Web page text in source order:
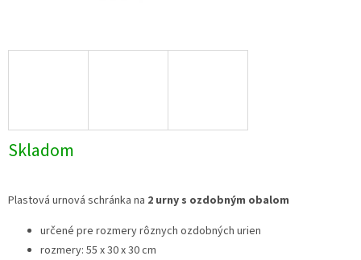
Skladom
Plastová urnová schránka na 2 urny s ozdobným obalom
určené pre rozmery rôznych ozdobných urien
rozmery: 55 x 30 x 30 cm